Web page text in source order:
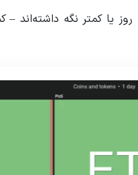
های خود را به مدت 155 روز یا